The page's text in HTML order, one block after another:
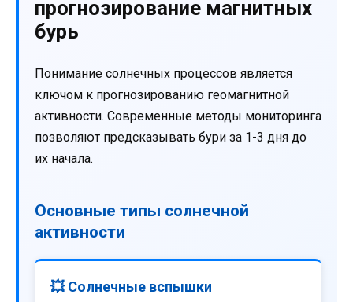
прогнозирование магнитных
бурь
Понимание солнечных процессов является
ключом к прогнозированию геомагнитной
активности. Современные методы мониторинга
позволяют предсказывать бури за 1-3 дня до
их начала.
Основные типы солнечной
активности
💥 Солнечные вспышки